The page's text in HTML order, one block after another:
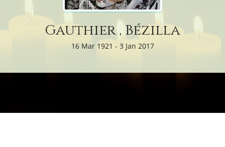
Gauthier , Bézilla
16 Mar 1921 - 3 Jan 2017